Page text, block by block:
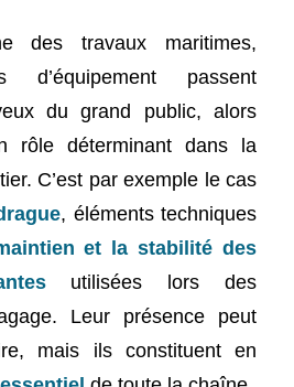
des travaux maritimes,
d’équipement passent
du grand public, alors
rôle déterminant dans la
C’est par exemple le cas
, éléments techniques
et la stabilité des
utilisées lors des
Leur présence peut
mais ils constituent en